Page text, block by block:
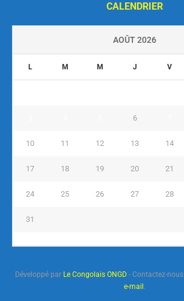
CALENDRIER
AOÛT 2026
L M M J V
6
10 11 12 13 14
17 18 19 20 21
24 25 26 27 28
31
Développé par Le Congolais ONGD- Contactez-nous
e-mail .